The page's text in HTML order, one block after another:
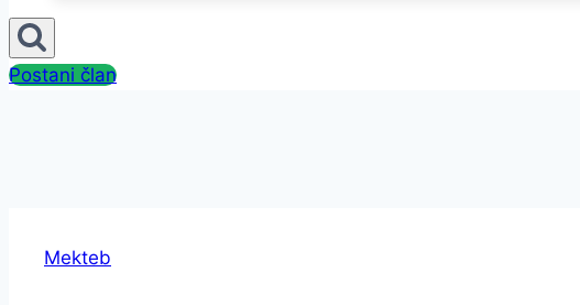
Postani član
Mekteb